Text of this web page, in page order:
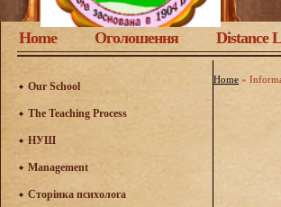
Home Оголошення Distance
Our School
The Teaching Process
НУШ
Management
Сторінка психолога
Home »